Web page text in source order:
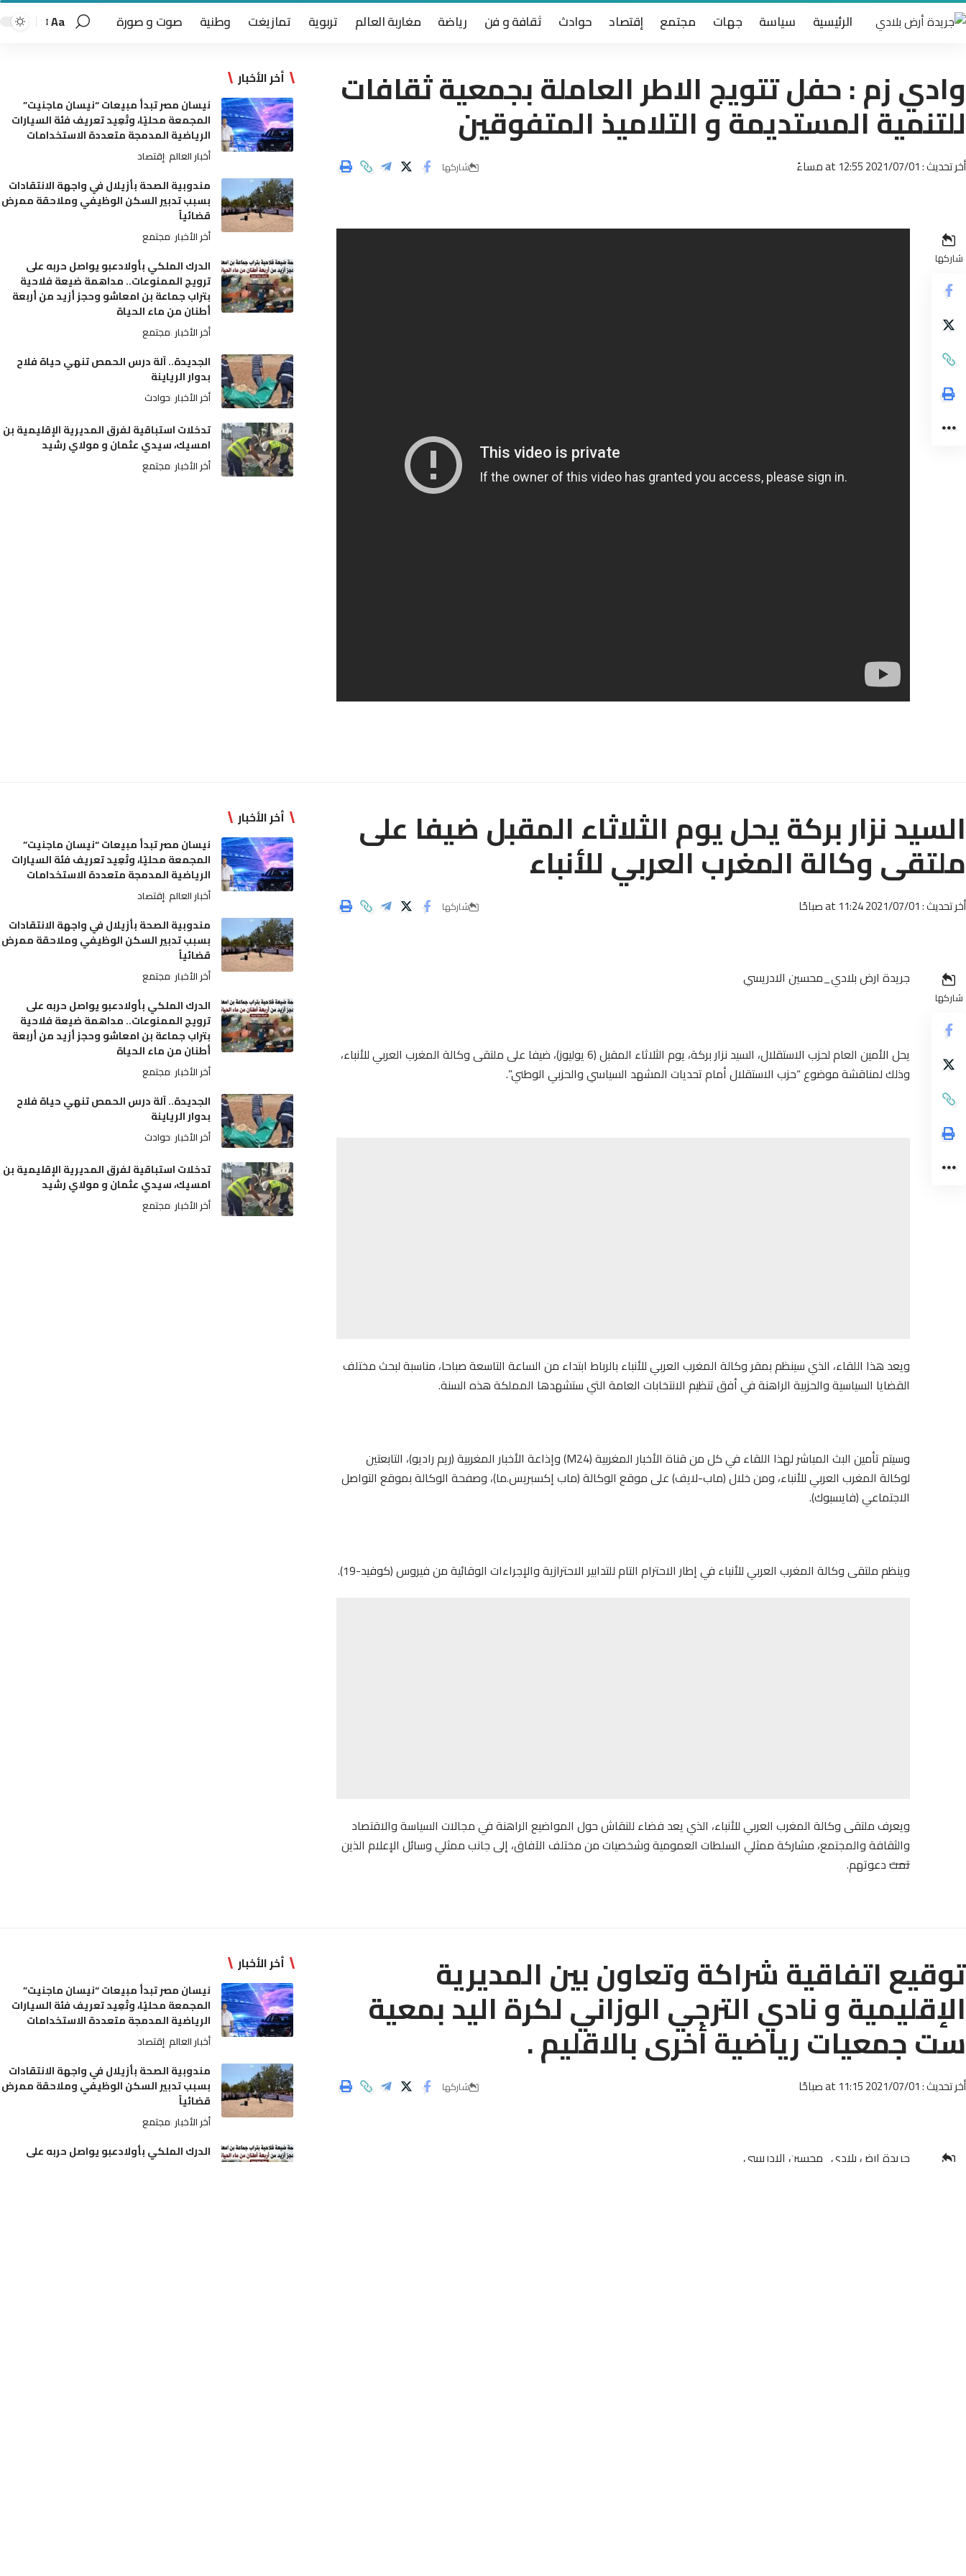
الرئيسية سياسة جهات مجتمع إقتصاد حوادث ثقافة و فن رياضة مغاربة العالم تربوية تمازيغت وطنية صوت و صورة Aa
وادي زم : حفل تتويج الاطر العاملة بجمعية ثقافات
للتنمية المستديمة و التلاميذ المتفوقين
أخر تحديث : 2021/07/01 at 12:55 مساءً شاركها
شاركها
أخر الأخبار
نيسان مصر تبدأ مبيعات “نيسان ماجنيت”
المجمعة محليًا، وتُعِيد تعريف فئة السيارات
الرياضية المدمجة متعددة الاستخدامات
أخبار العالم إقتصاد
مندوبية الصحة بأزيلال في واجهة الانتقادات
بسبب تدبير السكن الوظيفي وملاحقة ممرض
قضائياً
أخر الأخبار مجتمع
الدرك الملكي بأولادعبو يواصل حربه على
ترويج الممنوعات.. مداهمة ضيعة فلاحية
بتراب جماعة بن امعاشو وحجز أزيد من أربعة
أطنان من ماء الحياة
أخر الأخبار مجتمع
الجديدة.. آلة درس الحمص تنهي حياة فلاح
بدوار الرياينة
أخر الأخبار حوادث
تدخلات استباقية لفرق المديرية الإقليمية بن
امسيك، سيدي عثمان و مولاي رشيد
أخر الأخبار مجتمع
السید نزار بركة یحل يوم الثلاثاء المقبل ضیفا على
ملتقى وكالة المغرب العربي للأنباء
أخر تحديث : 2021/07/01 at 11:24 صباحًا شاركها
شاركها
جريدة ارض بلادي_محسين الادريسي
یحل الأمین العام لحزب الاستقلال، السید نزار بركة، یوم الثلاثاء المقبل (6 یولیوز)، ضیفا على ملتقى وكالة المغرب العربي للأنباء،
وذلك لمناقشة موضوع “حزب الاستقلال أمام تحدیات المشهد السیاسي والحزبي الوطني”.
ویعد هذا اللقاء، الذي سینظم بمقر وكالة المغرب العربي للأنباء بالرباط ابتداء من الساعة التاسعة صباحا، مناسبة لبحث مختلف
القضایا السیاسیة والحزبیة الراهنة في أفق تنظیم الانتخابات العامة التي ستشهدها المملكة هذه السنة.
وسیتم تأمین البث المباشر لهذا اللقاء في كل من قناة الأخبار المغربية (M24) وإذاعة الأخبار المغربية (ريم راديو)، التابعتين
لوكالة المغرب العربي للأنباء، ومن خلال (ماب-لایف) على موقع الوكالة (ماب إكسبریس.ما)، وصفحة الوكالة بموقع التواصل
الاجتماعي (فایسبوك).
وینظم ملتقى وكالة المغرب العربي للأنباء في إطار الاحترام التام للتدابیر الاحترازیة والإجراءات الوقائیة من فیروس (كوفید-19).
ویعرف ملتقى وكالة المغرب العربي للأنباء، الذي یعد فضاء للنقاش حول المواضیع الراهنة في مجالات السیاسة والاقتصاد
والثقافة والمجتمع، مشاركة ممثلي السلطات العمومیة وشخصیات من مختلف الآفاق، إلى جانب ممثلي وسائل الإعلام الذين
تمتدعوتهم.
أخر الأخبار
نيسان مصر تبدأ مبيعات “نيسان ماجنيت”
المجمعة محليًا، وتُعِيد تعريف فئة السيارات
الرياضية المدمجة متعددة الاستخدامات
أخبار العالم إقتصاد
مندوبية الصحة بأزيلال في واجهة الانتقادات
بسبب تدبير السكن الوظيفي وملاحقة ممرض
قضائياً
أخر الأخبار مجتمع
الدرك الملكي بأولادعبو يواصل حربه على
ترويج الممنوعات.. مداهمة ضيعة فلاحية
بتراب جماعة بن امعاشو وحجز أزيد من أربعة
أطنان من ماء الحياة
أخر الأخبار مجتمع
الجديدة.. آلة درس الحمص تنهي حياة فلاح
بدوار الرياينة
أخر الأخبار حوادث
تدخلات استباقية لفرق المديرية الإقليمية بن
امسيك، سيدي عثمان و مولاي رشيد
أخر الأخبار مجتمع
توقيع اتفاقية شراكة وتعاون بين المديرية
الإقليمية و نادي الترجي الوزاني لكرة اليد بمعية
ست جمعيات رياضية أخرى بالاقليم .
أخر تحديث : 2021/07/01 at 11:15 صباحًا شاركها
جريدة ارض بلادي_محسين الادريسي
أخر الأخبار
نيسان مصر تبدأ مبيعات “نيسان ماجنيت”
المجمعة محليًا، وتُعِيد تعريف فئة السيارات
الرياضية المدمجة متعددة الاستخدامات
أخبار العالم إقتصاد
مندوبية الصحة بأزيلال في واجهة الانتقادات
بسبب تدبير السكن الوظيفي وملاحقة ممرض
قضائياً
أخر الأخبار مجتمع
الدرك الملكي بأولادعبو يواصل حربه على
ترويج الممنوعات.. مداهمة ضيعة فلاحية